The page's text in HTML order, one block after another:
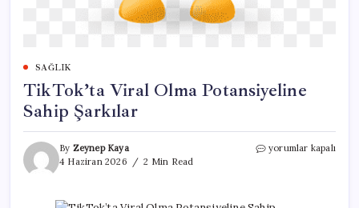
SAĞLIK
TikTok’ta Viral Olma Potansiyeline
Sahip Şarkılar
By Zeynep Kaya
4 Haziran 2026
2 Min Read
TikTok’ta
Sahip
yorumlar kapalı